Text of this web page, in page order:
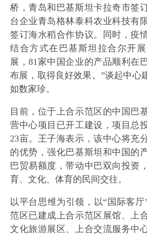
桥，青岛和巴基斯坦卡拉奇市签
台企业青岛格林泰科农业科技有
签订海水稻合作协议。同时，疫
结合方式在巴基斯坦拉合尔开
展，81家中国企业的产品顺利在
布展，取得良好效果。”谈起中心
如数家珍。
目前，位于上合示范区的中国巴
营中心项目已开工建设，项目总
23亩。王子海表示，该中心将充
的优势，强化巴基斯坦和中国的
巴贸易额度，带动中巴双向投资
育、文化、体育的民间交往。
以平台思维为引领，以“国际客
范区已建成上合示范区展馆、上
文化旅游展区、上合交流服务中